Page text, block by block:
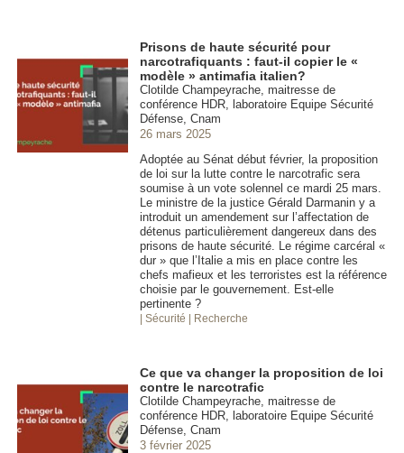
Prisons de haute sécurité pour
narcotrafiquants : faut-il copier le «
modèle » antimafia italien?
Clotilde Champeyrache, maitresse de
conférence HDR, laboratoire Equipe Sécurité
Défense, Cnam
26 mars 2025
Adoptée au Sénat début février, la proposition
de loi sur la lutte contre le narcotrafic sera
soumise à un vote solennel ce mardi 25 mars.
Le ministre de la justice Gérald Darmanin y a
introduit un amendement sur l’affectation de
détenus particulièrement dangereux dans des
prisons de haute sécurité. Le régime carcéral «
dur » que l’Italie a mis en place contre les
chefs mafieux et les terroristes est la référence
choisie par le gouvernement. Est-elle
pertinente ?
| Sécurité | Recherche
Ce que va changer la proposition de loi
contre le narcotrafic
Clotilde Champeyrache, maitresse de
conférence HDR, laboratoire Equipe Sécurité
Défense, Cnam
3 février 2025